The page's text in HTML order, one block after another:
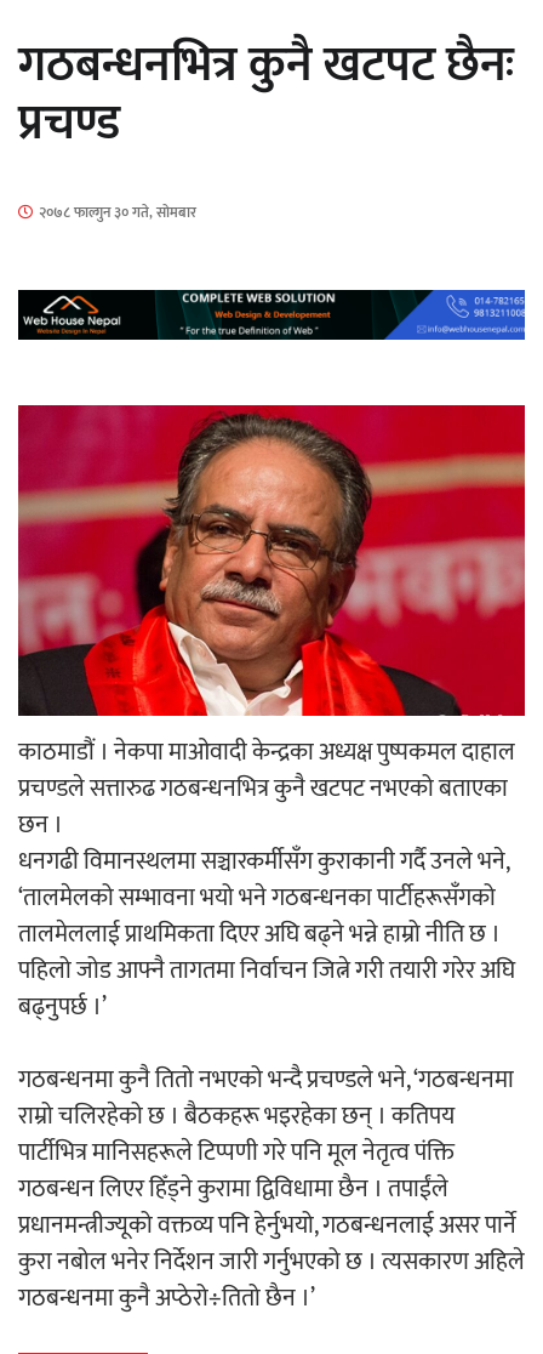
नियन्त्रणमा
‘ईयुमा डट कम’ले बुधबारदेखि आफ्नो
औपचारिक सेवा सञ्चालनमा
हलमा छैन ‘गौँथली’को टिकट
‘आइतबारको अफिस’ को परिचर्चा सम्पन्न
अर्जुन चन्द्रको ‘संवेदनाका प्रतिध्वनि’
मुक्तकसङ्ग्रह लोकार्पण
गठबन्धनभित्र कुनै खटपट छैनः
प्रचण्ड
२०७८ फाल्गुन ३० गते, सोमबार
काठमाडौं । नेकपा माओवादी केन्द्रका अध्यक्ष पुष्पकमल दाहाल
प्रचण्डले सत्तारुढ गठबन्धनभित्र कुनै खटपट नभएको बताएका
छन ।
धनगढी विमानस्थलमा सञ्चारकर्मीसँग कुराकानी गर्दै उनले भने,
‘तालमेलको सम्भावना भयो भने गठबन्धनका पार्टीहरूसँगको
तालमेललाई प्राथमिकता दिएर अघि बढ्ने भन्ने हाम्रो नीति छ ।
पहिलो जोड आफ्नै तागतमा निर्वाचन जित्ने गरी तयारी गरेर अघि
बढ्नुपर्छ ।’
गठबन्धनमा कुनै तितो नभएको भन्दै प्रचण्डले भने, ‘गठबन्धनमा
राम्रो चलिरहेको छ । बैठकहरू भइरहेका छन् । कतिपय
पार्टीभित्र मानिसहरूले टिप्पणी गरे पनि मूल नेतृत्व पंक्ति
गठबन्धन लिएर हिँड्ने कुरामा द्विविधामा छैन । तपाईंले
प्रधानमन्त्रीज्यूको वक्तव्य पनि हेर्नुभयो, गठबन्धनलाई असर पार्ने
कुरा नबोल भनेर निर्देशन जारी गर्नुभएको छ । त्यसकारण अहिले
गठबन्धनमा कुनै अप्ठेरो÷तितो छैन ।’